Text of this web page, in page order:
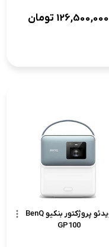
126,500,000 تومان
ویدئو پروژکتور بنکیو BenQ
GP100